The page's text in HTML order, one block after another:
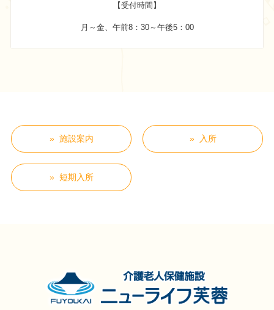
【受付時間】
月～金、午前8：30～午後5：00
施設案内 入所
短期入所